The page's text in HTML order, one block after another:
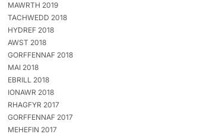
MAWRTH 2019
TACHWEDD 2018
HYDREF 2018
AWST 2018
GORFFENNAF 2018
MAI 2018
EBRILL 2018
IONAWR 2018
RHAGFYR 2017
GORFFENNAF 2017
MEHEFIN 2017